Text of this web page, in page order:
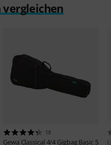
18
Gewa Classical 4/4 Gigbag Basic 5